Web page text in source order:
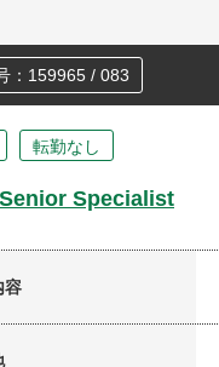
：159965 / 083
転勤なし
Specialist
容